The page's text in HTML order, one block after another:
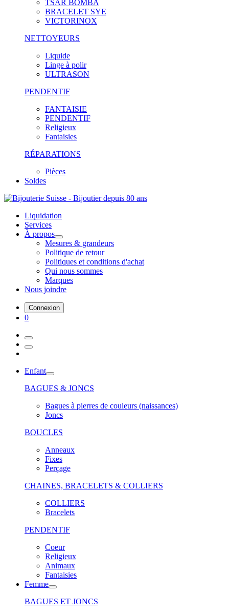
TSAR BOMBA
BRACELET SYE
VICTORINOX
NETTOYEURS
Liquide
Linge à polir
ULTRASON
PENDENTIF
FANTAISIE
PENDENTIF
Religieux
Fantaisies
RÉPARATIONS
Pièces
Soldes
Liquidation
Services
À propos
Mesures & grandeurs
Politique de retour
Politiques et conditions d'achat
Qui nous sommes
Marques
Nous joindre
Connexion
0
Enfant
BAGUES & JONCS
Bagues à pierres de couleurs (naissances)
Joncs
BOUCLES
Anneaux
Fixes
Perçage
CHAINES, BRACELETS & COLLIERS
COLLIERS
Bracelets
PENDENTIF
Coeur
Religieux
Animaux
Fantaisies
Femme
BAGUES ET JONCS